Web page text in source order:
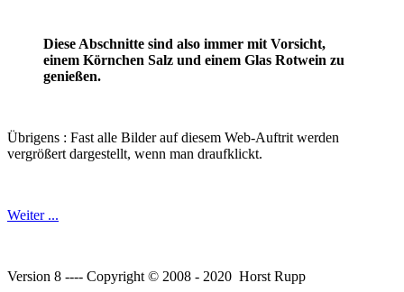
Diese Abschnitte sind also immer mit Vorsicht,
einem Körnchen Salz und einem Glas Rotwein zu
genießen.
Übrigens : Fast alle Bilder auf diesem Web-Auftrit werden
vergrößert dargestellt, wenn man draufklickt.
Weiter ...
Version 8 ---- Copyright © 2008 - 2020 Horst Rupp